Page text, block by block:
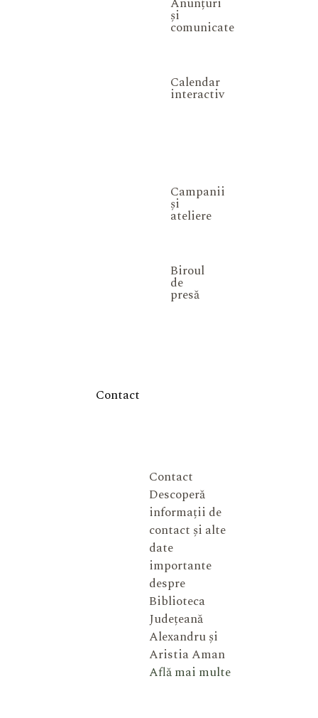
și
comunicate
Calendar
interactiv
Campanii
și
ateliere
Biroul
de
presă
Contact
Contact
Descoperă
informații de
contact și alte
date
importante
despre
Biblioteca
Județeană
Alexandru și
Aristia Aman
Află mai multe